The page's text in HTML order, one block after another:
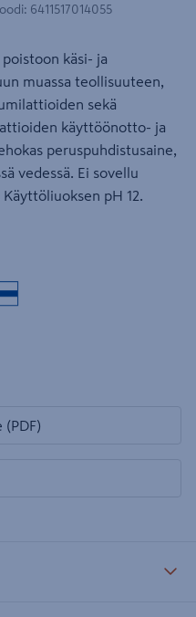
: 6411517014055
käsi- ja
muassa teollisuuteen,
sekä
käyttöönotto- ja
peruspuhdistusaine,
vedessä. Ei sovellu
pH 12.
(PDF)